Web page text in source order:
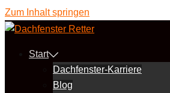
Zum Inhalt springen
Start
Dachfenster-Karriere
Blog